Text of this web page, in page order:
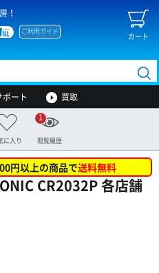
！
カート
ご利用ガイド
ート 買取
に入り 閲覧履歴
1
円以上の商品で送料無料
CR2032P 各店舗